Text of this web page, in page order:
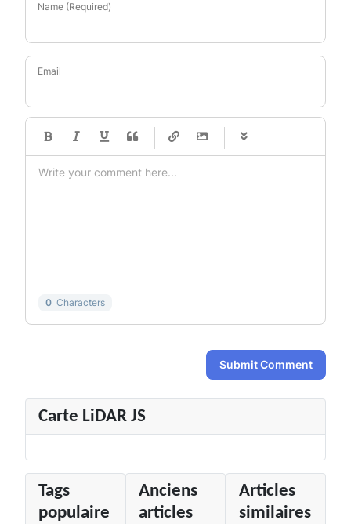
Name (Required)
Email
-
-
-
-
0 Characters
Submit Comment
Carte LiDAR JS
Tags
populaire
Anciens
articles
Articles
similaires